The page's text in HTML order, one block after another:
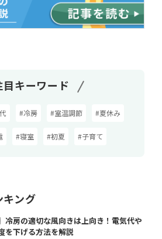
目キーワード
#冷房 #室温調節 #夏休み
#寝室 #初夏 #子育て
ング
冷房の適切な風向きは上向き！電気代や
を下げる方法を解説